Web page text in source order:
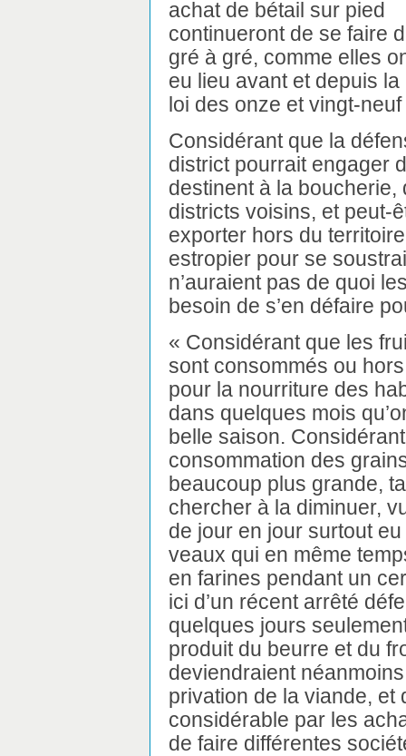
achat de bétail sur pied
continueront de se faire
gré à gré, comme elles
eu lieu avant et depuis la
loi des onze et vingt-
Considérant que la
district pourrait engager
destinent à la
districts voisins, et peut-
exporter hors du
estropier pour se
n’auraient pas de quoi
besoin de s’en défaire
« Considérant que les
sont consommés ou
pour la nourriture des
dans quelques mois
belle saison.
consommation des
beaucoup plus grande,
chercher à la diminuer,
de jour en jour surtout
veaux qui en même
en farines pendant un
ici d’un récent arrêté
quelques jours
produit du beurre et du
deviendraient
privation de la viande, et
considérable par les
de faire différentes